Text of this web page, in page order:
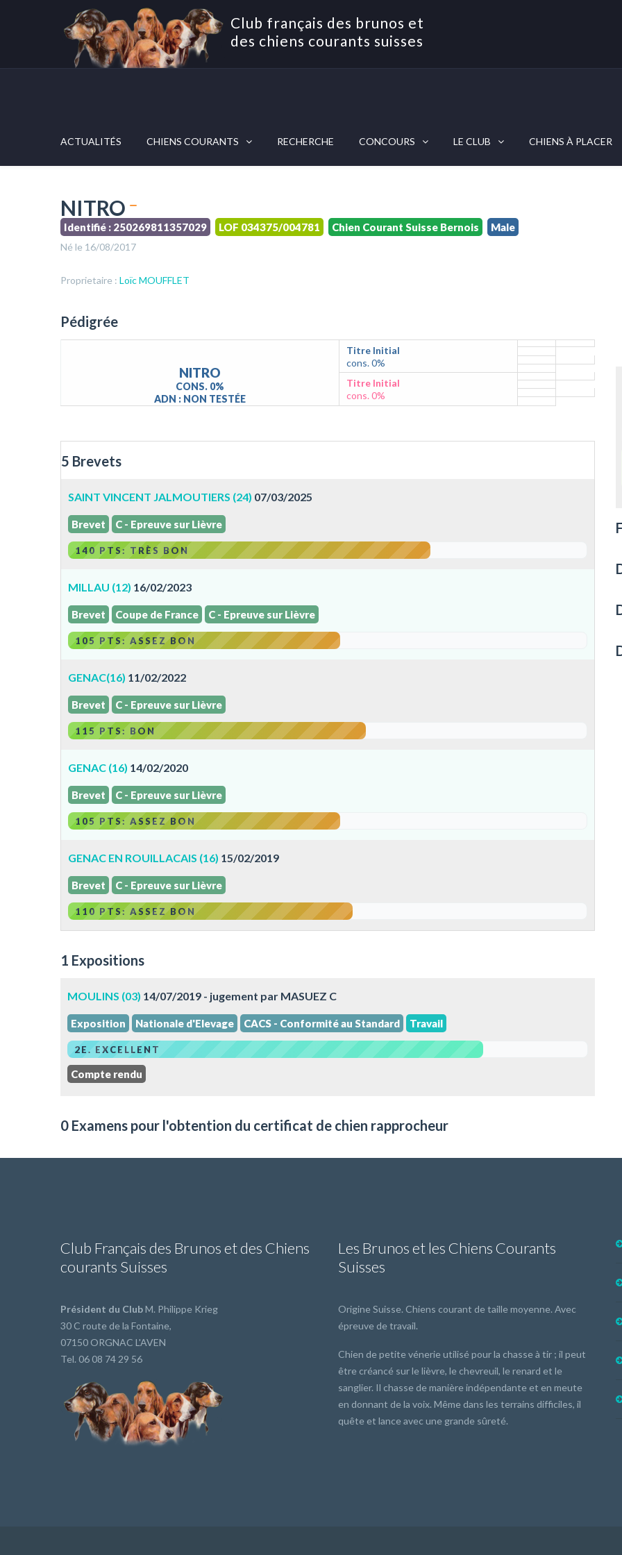
Club français des brunos et
des chiens courants suisses
ACTUALITÉS CHIENS COURANTS RECHERCHE CONCOURS LE CLUB CHIENS À PLACER
NITRO
Identifié : 250269811357029 LOF 034375/004781 Chien Courant Suisse Bernois Male
Né le 16/08/2017
Proprietaire : Loïc MOUFFLET
Pédigrée
NITRO
CONS. 0%
ADN : NON TESTÉE
Titre Initial
cons. 0%
Titre Initial
cons. 0%
5 Brevets
SAINT VINCENT JALMOUTIERS (24) 07/03/2025
Brevet C - Epreuve sur Lièvre
140 PTS: TRÈS BON
MILLAU (12) 16/02/2023
Brevet Coupe de France C - Epreuve sur Lièvre
105 PTS: ASSEZ BON
GENAC(16) 11/02/2022
Brevet C - Epreuve sur Lièvre
115 PTS: BON
GENAC (16) 14/02/2020
Brevet C - Epreuve sur Lièvre
105 PTS: ASSEZ BON
GENAC EN ROUILLACAIS (16) 15/02/2019
Brevet C - Epreuve sur Lièvre
110 PTS: ASSEZ BON
1 Expositions
MOULINS (03) 14/07/2019 - jugement par MASUEZ C
Exposition Nationale d'Elevage CACS - Conformité au Standard Travail
2E. EXCELLENT
Compte rendu
0 Examens pour l'obtention du certificat de chien rapprocheur
Club Français des Brunos et des Chiens
courants Suisses
Président du ClubM. Philippe Krieg
30 C route de la Fontaine,
07150 ORGNAC L'AVEN
Tel. 06 08 74 29 56
Les Brunos et les Chiens Courants
Suisses
Origine Suisse. Chiens courant de taille moyenne. Avec
épreuve de travail.
Chien de petite vénerie utilisé pour la chasse à tir ; il peut
être créancé sur le lièvre, le chevreuil, le renard et le
sanglier. Il chasse de manière indépendante et en meute
en donnant de la voix. Même dans les terrains difficiles, il
quête et lance avec une grande sûreté.